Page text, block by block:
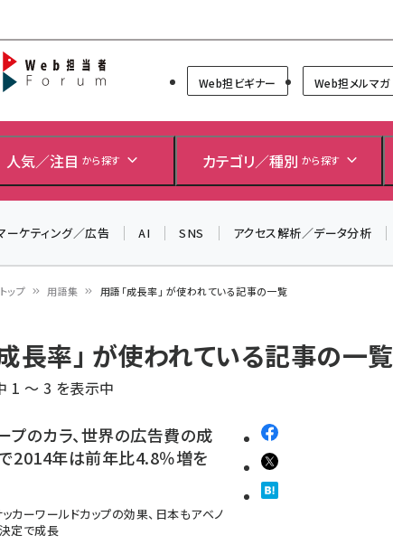
Web担当者Forum
Web担ビギナー Web担メルマガ
人気／注目 から探す カテゴリ／種別 から探す
ーケティング／広告 AI SNS アクセス解析／データ分析
ップ 用語集 用語「成長率」 が使われている記事の一覧
長率」 が使われている記事の一覧
1 ～ 3 を表示中
プのカラ、世界の広告費の成
2014年は前年比4.8％増を
カーワールドカップの効果、日本もアベノ
定で成長